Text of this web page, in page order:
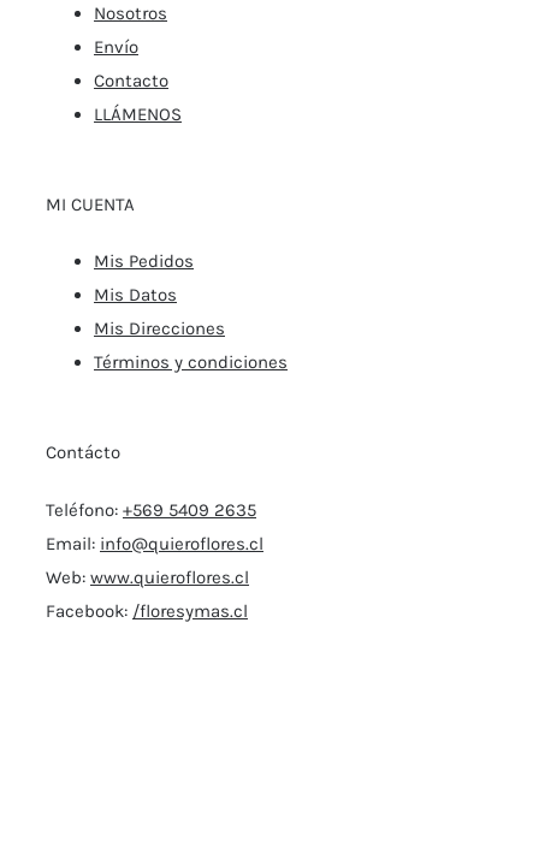
Nosotros
Envío
Contacto
LLÁMENOS
MI CUENTA
Mis Pedidos
Mis Datos
Mis Direcciones
Términos y condiciones
Contácto
Teléfono: +569 5409 2635
Email: info@quieroflores.cl
Web: www.quieroflores.cl
Facebook: /floresymas.cl